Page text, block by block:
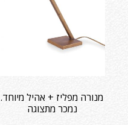
מנורה מפליז + אהיל מיוחד.
נמכר מתצוגה